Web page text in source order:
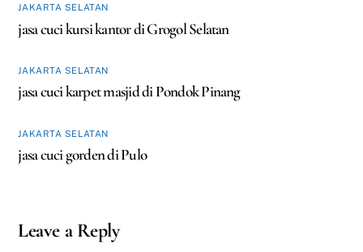
JAKARTA SELATAN
jasa cuci kursi kantor di Grogol Selatan
JAKARTA SELATAN
jasa cuci karpet masjid di Pondok Pinang
JAKARTA SELATAN
jasa cuci gorden di Pulo
Leave a Reply